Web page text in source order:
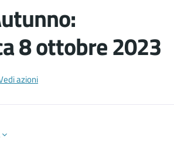
8 ottobre 2023
documento
azioni